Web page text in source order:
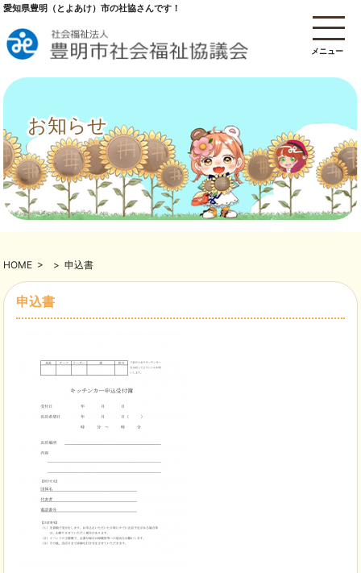
メニュー
愛知県豊明（とよあけ）市の社協さんです！
お知らせ
HOME > > 申込書
申込書